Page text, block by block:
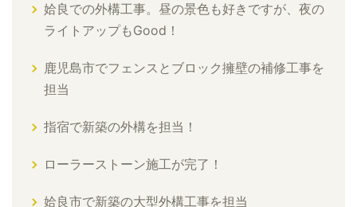
姶良での外構工事。昼の景色も好きですが、夜の
ライトアップもGood！
鹿児島市でフェンスとブロック擁壁の補修工事を
担当
指宿で新築の外構を担当！
ローラーストーン施工が完了！
姶良市で新築の大型外構工事を担当